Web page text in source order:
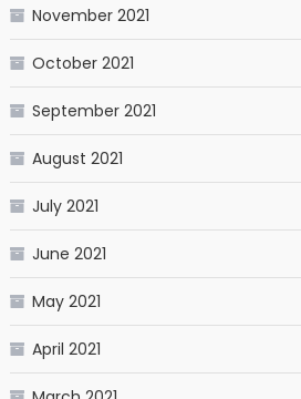
November 2021
October 2021
September 2021
August 2021
July 2021
June 2021
May 2021
April 2021